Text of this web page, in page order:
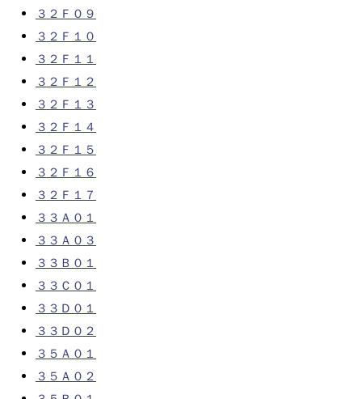
３２Ｆ０９
３２Ｆ１０
３２Ｆ１１
３２Ｆ１２
３２Ｆ１３
３２Ｆ１４
３２Ｆ１５
３２Ｆ１６
３２Ｆ１７
３３Ａ０１
３３Ａ０３
３３Ｂ０１
３３Ｃ０１
３３Ｄ０１
３３Ｄ０２
３５Ａ０１
３５Ａ０２